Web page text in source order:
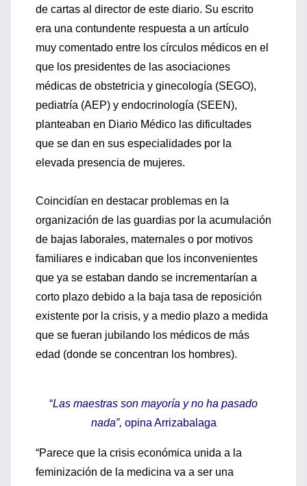
de cartas al director de este diario. Su escrito
era una contundente respuesta a un artículo
muy comentado entre los círculos médicos en el
que los presidentes de las asociaciones
médicas de obstetricia y ginecología (SEGO),
pediatría (AEP) y endocrinología (SEEN),
planteaban en Diario Médico las dificultades
que se dan en sus especialidades por la
elevada presencia de mujeres.
Coincidían en destacar problemas en la
organización de las guardias por la acumulación
de bajas laborales, maternales o por motivos
familiares e indicaban que los inconvenientes
que ya se estaban dando se incrementarían a
corto plazo debido a la baja tasa de reposición
existente por la crisis, y a medio plazo a medida
que se fueran jubilando los médicos de más
edad (donde se concentran los hombres).
“Las maestras son mayoría y no ha pasado
nada”, opina Arrizabalaga
“Parece que la crisis económica unida a la
feminización de la medicina va a ser una